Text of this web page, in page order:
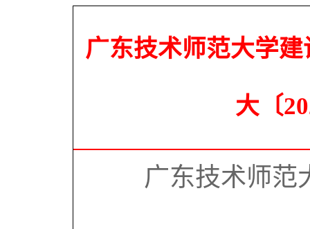
广东技术师范大学
大〔
广东技术师范